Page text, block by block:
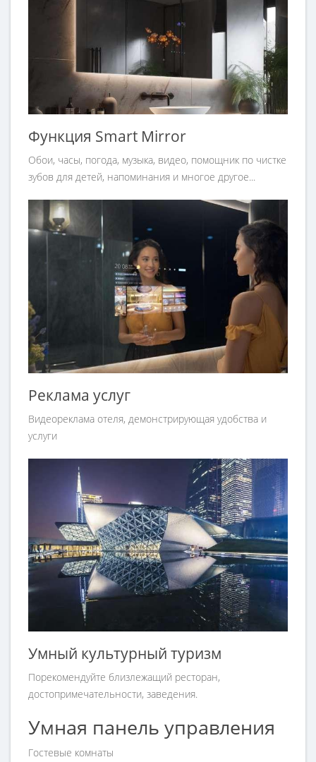
Функция Smart Mirror
Обои, часы, погода, музыка, видео, помощник по чистке
зубов для детей, напоминания и многое другое...
Реклама услуг
Видеореклама отеля, демонстрирующая удобства и
услуги
Умный культурный туризм
Порекомендуйте близлежащий ресторан,
достопримечательности, заведения.
Умная панель управления
Гостевые комнаты